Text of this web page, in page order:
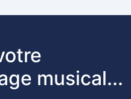
musical...